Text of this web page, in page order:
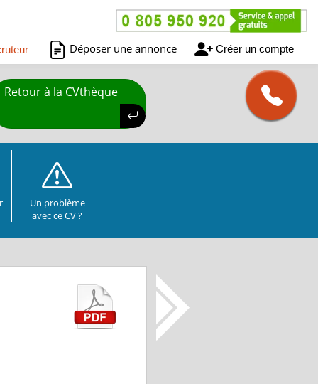
Déposer une annonce Créer un compte
Retour à la CVthèque
Un problème
avec ce CV ?